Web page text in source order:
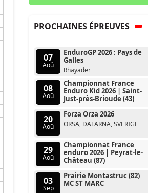
PROCHAINES ÉPREUVES
07
Aoû
EnduroGP 2026 : Pays de
Galles
Rhayader
08
Aoû
Championnat France
Enduro Kid 2026 | Saint-
Just-près-Brioude (43)
20
Aoû
Forza Orza 2026
ORSA, DALARNA, SVERIGE
29
Aoû
Championnat France
enduro 2026 | Peyrat-le-
Château (87)
03
Sep
Prairie Montastruc (82)
MC ST MARC